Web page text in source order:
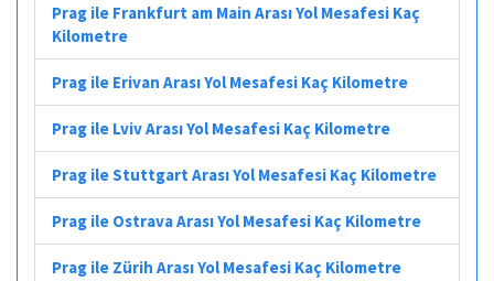
Prag ile Frankfurt am Main Arası Yol Mesafesi Kaç
Kilometre
Prag ile Erivan Arası Yol Mesafesi Kaç Kilometre
Prag ile Lviv Arası Yol Mesafesi Kaç Kilometre
Prag ile Stuttgart Arası Yol Mesafesi Kaç Kilometre
Prag ile Ostrava Arası Yol Mesafesi Kaç Kilometre
Prag ile Zürih Arası Yol Mesafesi Kaç Kilometre